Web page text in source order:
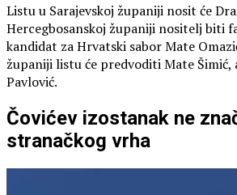
Listu u Sarajevskoj županiji nosit će
Hercegbosanskoj županiji nositelj biti
kandidat za Hrvatski sabor Mate
županiji listu će predvoditi Mate Šimić,
Pavlović.
Čovićev izostanak ne
stranačkog vrha